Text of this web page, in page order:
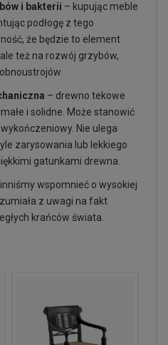
i bakterii – kupując meble
podłogę z tego
że będzie to element
też na rozwój grzybów,
– drewno tekowe
i solidne. Może stanowić
Nie ulega
zarysowania lub lekkiego
gatunkami drewna.
wspomnieć o wysokiej
z uwagi na fakt
krańców świata.